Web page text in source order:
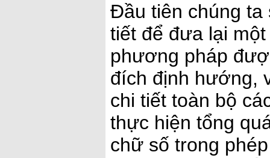
Đầu tiên chúng
tiết để đưa lại
phương pháp
đích định hướng,
chi tiết toàn bộ
thực hiện tổng
chữ số trong